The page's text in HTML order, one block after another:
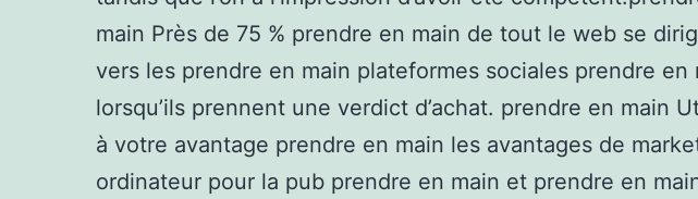
main Près de 75 % prendre en main de tout le web se
vers les prendre en main plateformes sociales prendre en
lorsqu’ils prennent une verdict d’achat. prendre en main
à votre avantage prendre en main les avantages de
ordinateur pour la pub prendre en main et prendre en